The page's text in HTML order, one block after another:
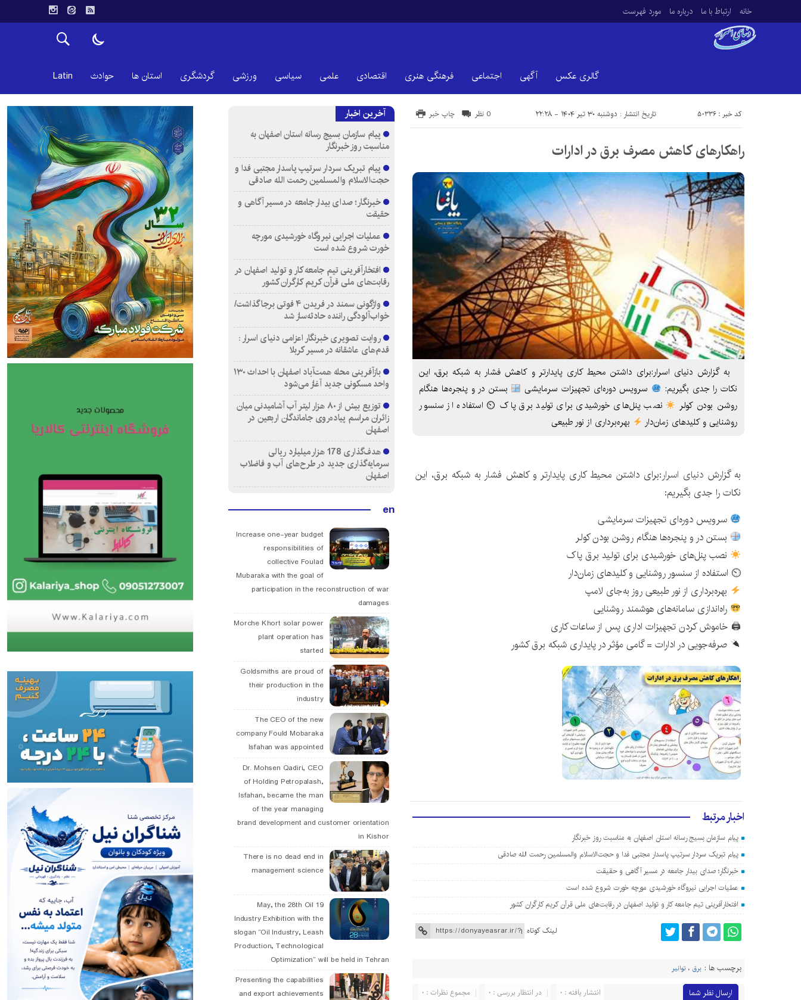
خانه ارتباط با ما درباره ما مورد فهرست
گالری عکس آگهی اجتماعی فرهنگی هنری اقتصادی علمی سیاسی ورزشی گردشگری استان ها حوادث Latin
تاریخ انتشار : دوشنبه ۳۰ تیر ۱۴۰۴ - ۲۲:۲۸ کد خبر : 50336 چاپ خبر 0 نظر
راهکارهای کاهش مصرف برق در ادارات
به گزارش دنیای اسرار:برای داشتن محیط کاری پایدارتر و کاهش فشار به شبکه برق، این
نکات را جدی بگیریم:
سرویس دوره‌ای تجهیزات سرمایشی
بستن در و پنجره‌ها هنگام
روشن بودن کولر
نصب پنل‌های خورشیدی برای تولید برق پاک ⏲ استفاده از سنسور
روشنایی و کلیدهای زمان‌دار
بهره‌برداری از نور طبیعی
به گزارش دنیای اسرار:برای داشتن محیط کاری پایدارتر و کاهش فشار به شبکه برق، این
نکات را جدی بگیریم:
سرویس دوره‌ای تجهیزات سرمایشی
بستن در و پنجره‌ها هنگام روشن بودن کولر
نصب پنل‌های خورشیدی برای تولید برق پاک
⏲ استفاده از سنسور روشنایی و کلیدهای زمان‌دار
بهره‌برداری از نور طبیعی روز به‌جای لامپ
راه‌اندازی سامانه‌های هوشمند روشنایی
🖨 خاموش کردن تجهیزات اداری پس از ساعات کاری
صرفه‌جویی در ادارات = گامی مؤثر در پایداری شبکه برق کشور
اخبار مرتبط
پیام سازمان بسیج رسانه استان اصفهان به مناسبت روز خبرنگار
پیام تبریک سردار سرتیپ پاسدار مجتبی فدا و حجت‌الاسلام والمسلمین رحمت الله صادقی
خبرنگار؛ صدای بیدار جامعه در مسیر آگاهی و حقیقت
عملیات اجرایی نیروگاه خورشیدی مورچه خورت شروع شده است
افتخارآفرینی تیم جامعه کار و تولید اصفهان در رقابت‌های ملی قرآن کریم کارگران کشور
لینک کوتاه
برچسب ها : برق ،توانیر
ارسال نظر شما مجموع نظرات : 0 در انتظار بررسی : 0 انتشار یافته : 0
آخرین اخبار
پیام سازمان بسیج رسانه استان اصفهان به
مناسبت روز خبرنگار
پیام تبریک سردار سرتیپ پاسدار مجتبی فدا و
حجت‌الاسلام والمسلمین رحمت الله صادقی
خبرنگار؛ صدای بیدار جامعه در مسیر آگاهی و
حقیقت
عملیات اجرایی نیروگاه خورشیدی مورچه
خورت شروع شده است
افتخارآفرینی تیم جامعه کار و تولید اصفهان در
رقابت‌های ملی قرآن کریم کارگران کشور
واژگونی سمند در فریدن ۴ فوتی برجا گذاشت/
خواب‌آلودگی راننده حادثه‌ساز شد
روایت تصویری خبرنگار اعزامی دنیای اسرار :
قدم‌های عاشقانه در مسیر کربلا
بازآفرینی محله همت‌آباد اصفهان با احداث ۱۳۰
واحد مسکونی جدید آغاز می‌شود
توزیع بیش از ۸۰ هزار لیتر آب آشامیدنی میان
زائران مراسم پیاده‌روی جاماندگان اربعین در
اصفهان
هدف‌گذاری 178 هزار میلیارد ریالی
سرمایه‌گذاری جدید در طرح‌های آب و فاضلاب
اصفهان
en
Increase one-year budget
responsibilities of
collective Foulad
Mubaraka with the goal of
participation in the reconstruction of war
damages
Morche Khort solar power
plant operation has
started
Goldsmiths are proud of
their production in the
industry
The CEO of the new
company Fould Mobaraka
Isfahan was appointed
Dr. Mohsen Qadiri, CEO
of Holding Petropalash,
Isfahan, became the man
of the year managing
brand development and customer orientation
in Kishor
There is no dead end in
management science
19 May, the 28th Oil
Industry Exhibition with the
slogan “Oil Industry, Leash
Production, Technological
Optimization” will be held in Tehran
Presenting the capabilities
and export achievements